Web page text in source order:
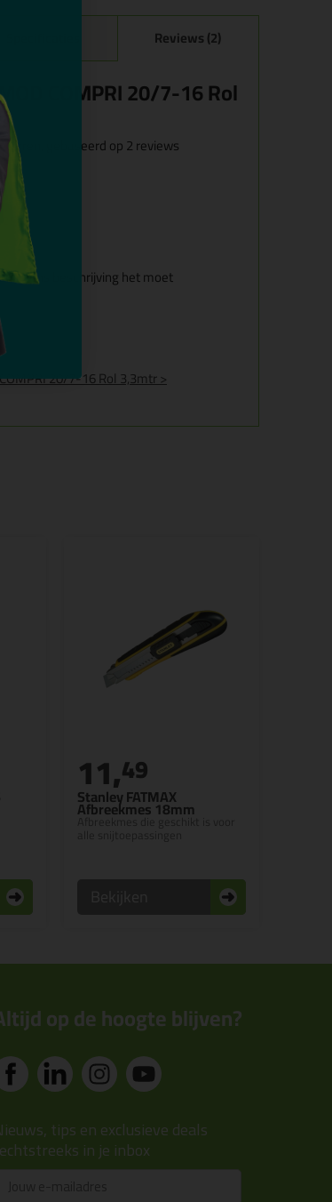
Reviews (2)
COMPRI 20/7-16 Rol
sterren, gebaseerd op2reviews
volgens beschrijving het moet
20/7-16 Rol 3,3mtr >
Stanley FATMAX
Afbreekmes 18mm
Afbreekmes die geschikt is voor
11,49
op de hoogte blijven?
tips en exclusieve deals
in je inbox